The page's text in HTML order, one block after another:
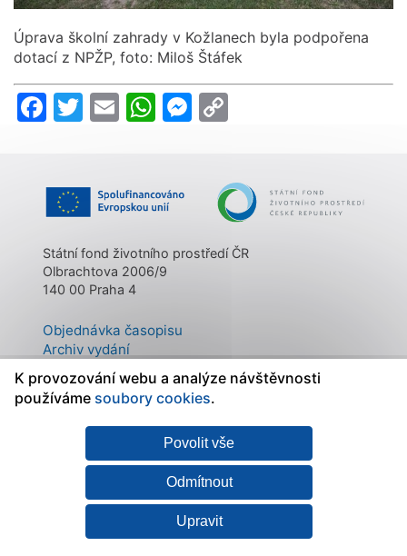
Úprava školní zahrady v Kožlanech byla podpořena
dotací z NPŽP, foto: Miloš Štáfek
Facebook
Twitter
EmailWhatsApp
Messenger
Státní fond životního prostředí ČR
Olbrachtova 2006/9
140 00 Praha 4
Objednávka časopisu
Archiv vydání
Kontakty
O časopisu
Prohlášení o
Zásady
zpracování osobních
cookies
životního prostředí ČR
K provozování webu a analýze návštěvnosti
používáme soubory cookies.
Povolit vše
Odmítnout
Upravit